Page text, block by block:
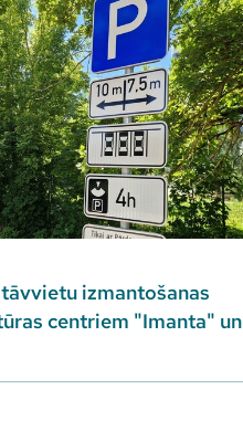
izmantošanas
centriem "Imanta" un